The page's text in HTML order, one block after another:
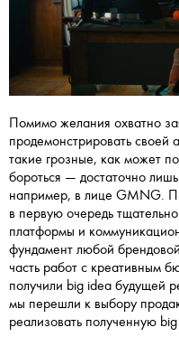
Помимо желания охватно
продемонстрировать своей
такие грозные, как может
бороться — достаточно
например, в лице GMNG.
в первую очередь
платформы и
фундамент любой
часть работ с креативным
получили big idea будущей
мы перешли к выбору
реализовать полученную